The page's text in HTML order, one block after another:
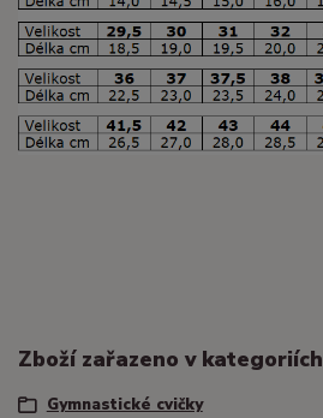
Zboží zařazeno v kategoriích
Gymnastické cvičky